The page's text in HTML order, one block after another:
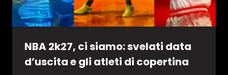
NBA 2k27, ci siamo: svelati data
d’uscita e gli atleti di copertina